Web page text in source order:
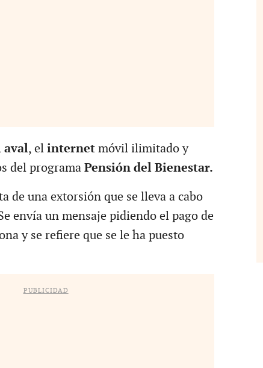
aval, el internetmóvil ilimitado y
del programa Pensión del Bienestar.
de una extorsión que se lleva a cabo
envía un mensaje pidiendo el pago de
y se refiere que se le ha puesto
PUBLICIDAD